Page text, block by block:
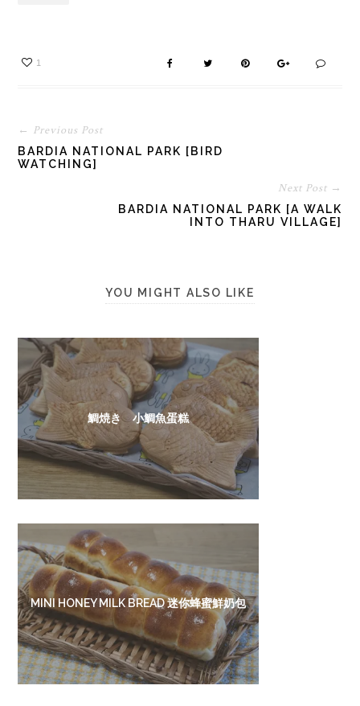
1
← Previous Post
BARDIA NATIONAL PARK [BIRD
WATCHING]
Next Post →
BARDIA NATIONAL PARK [A WALK
INTO THARU VILLAGE]
YOU MIGHT ALSO LIKE
鯛焼き 小鯛魚蛋糕
MINI HONEY MILK BREAD 迷你蜂蜜鮮奶包